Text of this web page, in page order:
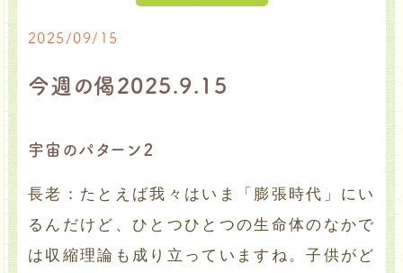
2025/09/15
今週の偈2025.9.15
宇宙のパターン２
長老：たとえば我々はいま「膨張時代」にい
るんだけど、ひとつひとつの生命体のなかで
は収縮理論も成り立っていますね。子供がど